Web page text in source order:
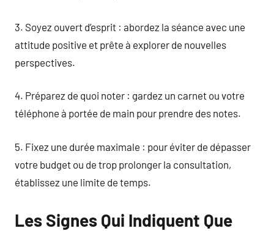
3. Soyez ouvert d’esprit : abordez la séance avec une
attitude positive et prête à explorer de nouvelles
perspectives.
4. Préparez de quoi noter : gardez un carnet ou votre
téléphone à portée de main pour prendre des notes.
5. Fixez une durée maximale : pour éviter de dépasser
votre budget ou de trop prolonger la consultation,
établissez une limite de temps.
Les Signes Qui Indiquent Que